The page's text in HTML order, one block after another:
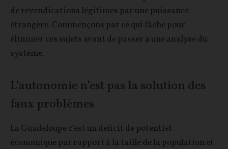
de revendications légitimes par une puissance
étrangère. Commençons par ce qui fâche pour
éliminer ces sujets avant de passer à une analyse du
système.
L’autonomie n’est pas la solution des
faux problèmes
La Guadeloupe c’est un déficit de potentiel
économique par rapport à la taille de la population et